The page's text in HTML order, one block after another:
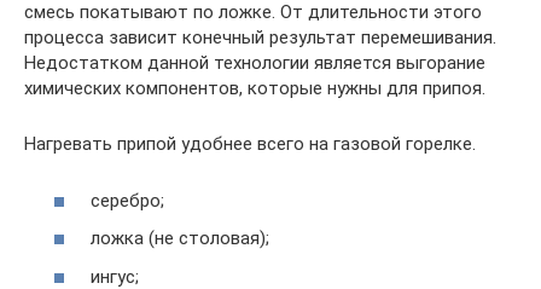
смесь покатывают по ложке. От длительности этого
процесса зависит конечный результат перемешивания.
Недостатком данной технологии является выгорание
химических компонентов, которые нужны для припоя.
Нагревать припой удобнее всего на газовой горелке.
серебро;
ложка (не столовая);
ингус;